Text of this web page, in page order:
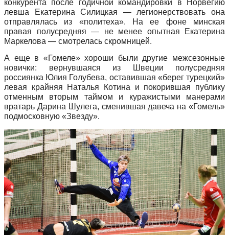
конкурента после годичной командировки в Норвегию
левша Екатерина Силицкая — легионерствовать она
отправлялась из «политеха». На ее фоне минская
правая полусредняя — не менее опытная Екатерина
Маркелова — смотрелась скромницей.
А еще в «Гомеле» хороши были другие межсезонные
новички: вернувшаяся из Швеции полусредняя
россиянка Юлия Голубева, оставившая «берег турецкий»
левая крайняя Наталья Котина и покорившая публику
отменным вторым таймом и куражистыми манерами
вратарь Дарина Шулега, сменившая давеча на «Гомель»
подмосковную «Звезду».